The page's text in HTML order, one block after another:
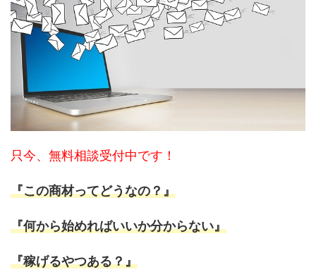
只今、無料相談受付中です！
『この商材ってどうなの？』
『何から始めればいいか分からない』
『稼げるやつある？』